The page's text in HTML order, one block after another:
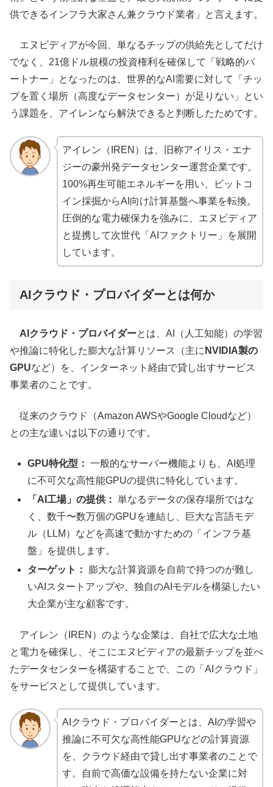
供できるインフラ大家さん兼クラウド業者」と言えます。
エヌビディアが今回、単なるチップの供給先としてだけ
でなく、21億ドル規模の投資権利を確保して「戦略的パ
ートナー」となったのは、世界的なAI需要に対して「チッ
プを置く場所（高度なデータセンター）が足りない」とい
う課題を、アイレンなら解決できると判断したためです。
アイレン（IREN）は、旧称アイリス・エナ
ジーの豪州発データセンター運営企業です。
100%再生可能エネルギーを用い、ビットコ
イン採掘からAI向け計算基盤へ事業を転換。
圧倒的な電力確保力を強みに、エヌビディア
と提携して次世代「AIファクトリー」を展開
しています。
AIクラウド・プロバイダーとは何か
AIクラウド・プロバイダーとは、AI（人工知能）の学習
や推論に特化した膨大な計算リソース（主に NVIDIA製の
GPUなど）を、インターネット経由で貸し出すサービス
事業者のことです。
従来のクラウド（Amazon AWSやGoogle Cloudなど）
との主な違いは以下の通りです。
GPU特化型： 一般的なサーバー機能よりも、AI処理
に不可欠な高性能GPUの提供に特化しています。
「AI工場」の提供： 単なるデータの保存場所ではな
く、数千〜数万個のGPUを連結し、巨大な言語モデ
ル（LLM）などを高速で動かすための「インフラ基
盤」を提供します。
ターゲット：
膨大な計算資源を自前で持つのが難し
いAIスタートアップや、独自のAIモデルを構築したい
大企業が主な顧客です。
アイレン（IREN）のような企業は、自社で広大な土地
と電力を確保し、そこにエヌビディアの最新チップを並べ
たデータセンターを構築することで、この「AIクラウド」
をサービスとして提供しています。
AIクラウド・プロバイダーとは、AIの学習や
推論に不可欠な高性能GPUなどの計算資源
を、クラウド経由で貸し出す事業者のことで
す。自前で高価な設備を持たない企業に対